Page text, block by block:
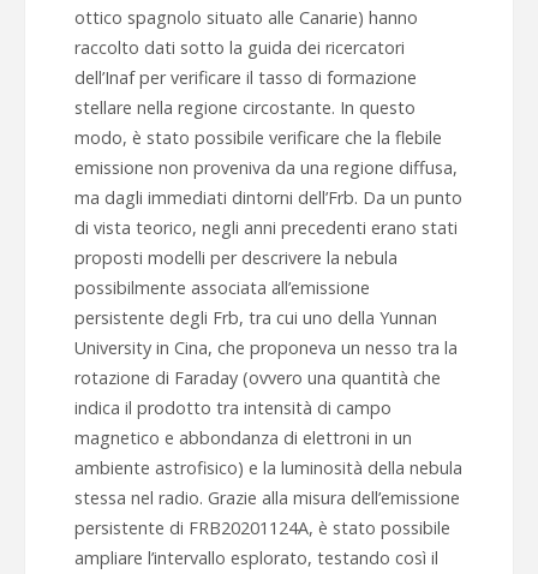
ottico spagnolo situato alle Canarie) hanno
raccolto dati sotto la guida dei ricercatori
dell’Inaf per verificare il tasso di formazione
stellare nella regione circostante. In questo
modo, è stato possibile verificare che la flebile
emissione non proveniva da una regione diffusa,
ma dagli immediati dintorni dell’Frb. Da un punto
di vista teorico, negli anni precedenti erano stati
proposti modelli per descrivere la nebula
possibilmente associata all’emissione
persistente degli Frb, tra cui uno della Yunnan
University in Cina, che proponeva un nesso tra la
rotazione di Faraday (ovvero una quantità che
indica il prodotto tra intensità di campo
magnetico e abbondanza di elettroni in un
ambiente astrofisico) e la luminosità della nebula
stessa nel radio. Grazie alla misura dell’emissione
persistente di FRB20201124A, è stato possibile
ampliare l’intervallo esplorato, testando così il